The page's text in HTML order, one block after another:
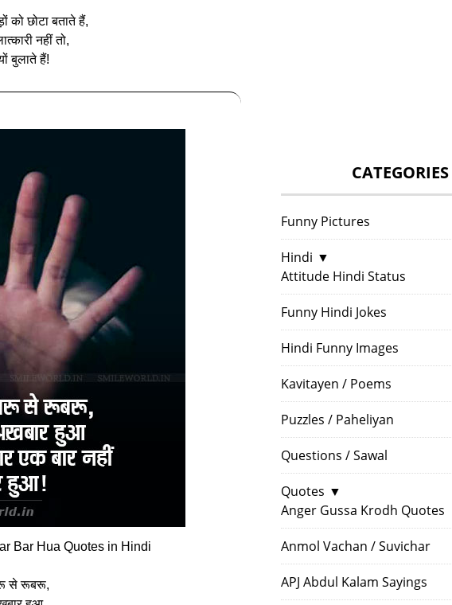
को छोटा बताते हैं,
नहीं तो,
बुलाते हैं!
Bar Hua Quotes in Hindi
से रूबरू,
CATEGORIES
Funny Pictures
Hindi ▼
Attitude Hindi Status
Funny Hindi Jokes
Hindi Funny Images
Kavitayen / Poems
Puzzles / Paheliyan
Questions / Sawal
Quotes ▼
Anger Gussa Krodh Quotes
Anmol Vachan / Suvichar
APJ Abdul Kalam Sayings